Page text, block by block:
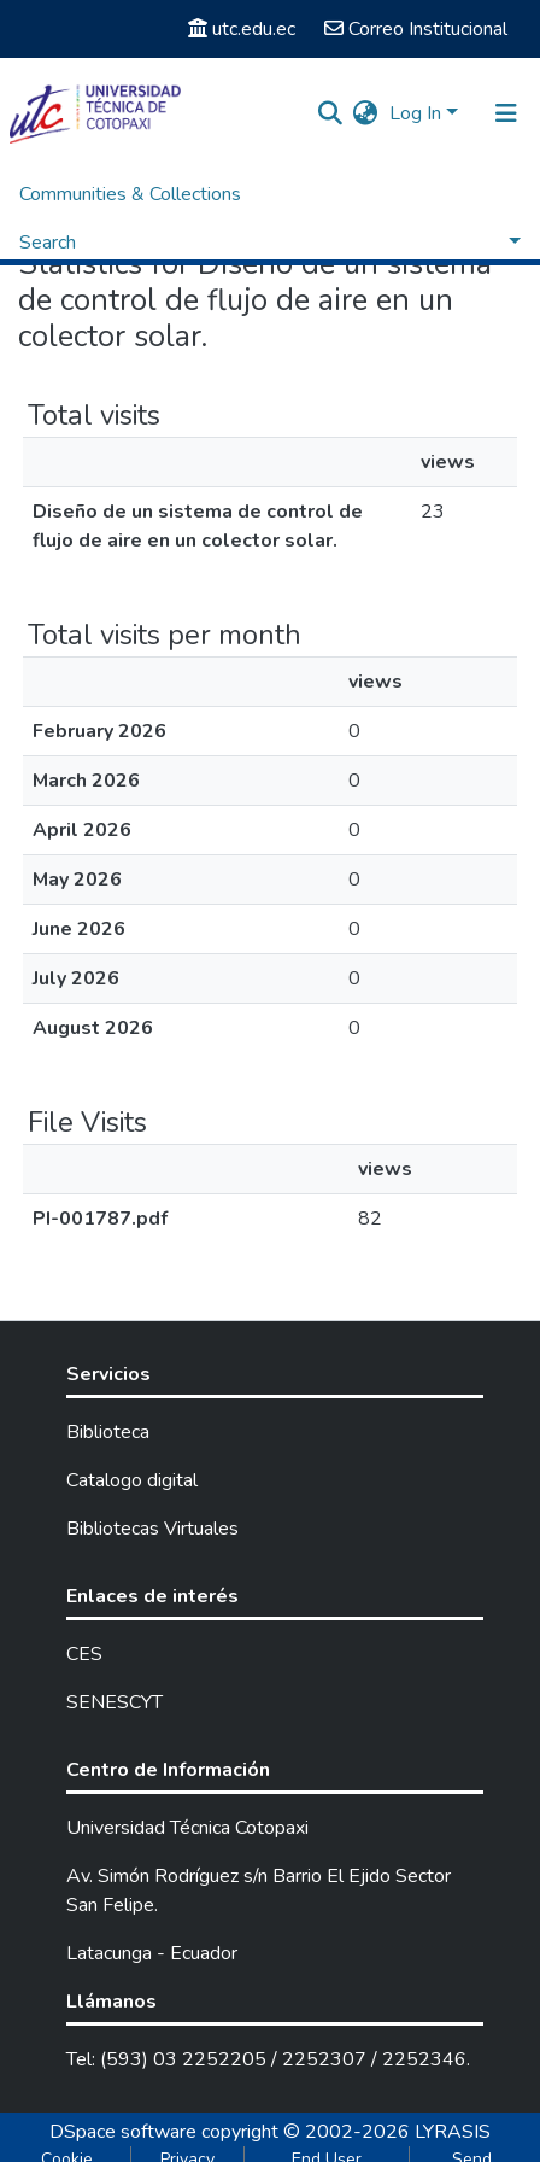
utc.edu.ec Correo Institucional
Log In
Communities & Collections
Search
Home Statistics
Statistics for Diseño de un sistema
de control de flujo de aire en un
colector solar.
Total visits
views
Diseño de un sistema de control de
flujo de aire en un colector solar.
23
Total visits per month
views
February 2026
0
March 2026
0
April 2026
0
May 2026
0
June 2026
0
July 2026
0
August 2026
0
File Visits
views
PI-001787.pdf
82
Servicios
Biblioteca
Catalogo digital
Bibliotecas Virtuales
Enlaces de interés
CES
SENESCYT
Centro de Información
Universidad Técnica Cotopaxi
Av. Simón Rodríguez s/n Barrio El Ejido Sector
San Felipe.
Latacunga - Ecuador
Llámanos
Tel: (593) 03 2252205 / 2252307 / 2252346.
DSpace software copyright © 2002-2026 LYRASIS